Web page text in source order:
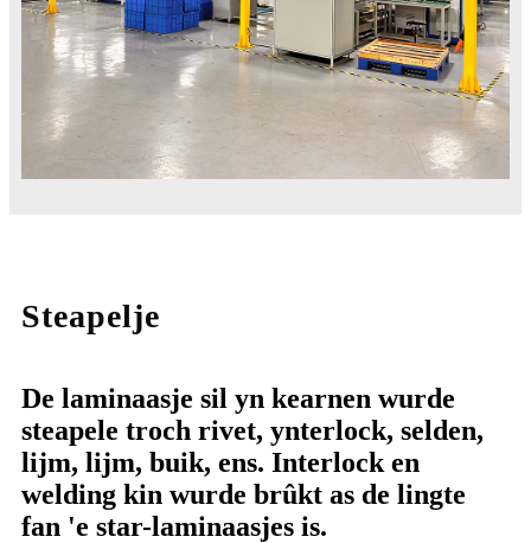
Steapelje
De laminaasje sil yn kearnen wurde
steapele troch rivet, ynterlock, selden,
lijm, lijm, buik, ens. Interlock en
welding kin wurde brûkt as de lingte
fan 'e star-laminaasjes is.